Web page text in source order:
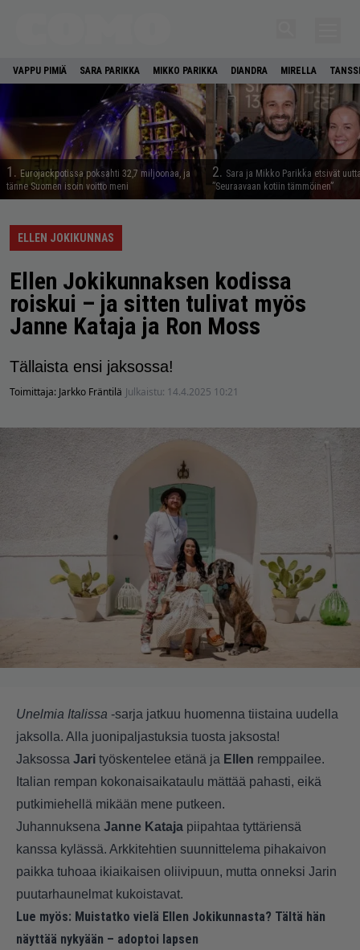
VAPPU PIMIÄ SARA PARIKKA MIKKO PARIKKA DIANDRA MIRELLA
1. Eurojackpotissa poksahti 32,7 miljoonaa, ja
tänne Suomen isoin voitto meni
2. Sara ja Mikko Parikka etsivät
”Seuraavaan kotiin tämmöinen”
ELLEN JOKIKUNNAS
Ellen Jokikunnaksen kodissa
roiskui – ja sitten tulivat myös
Janne Kataja ja Ron Moss
Tällaista ensi jaksossa!
Toimittaja: Jarkko Fräntilä Julkaistu: 14.4.2025 10:21
Unelmia Italissa -sarja jatkuu huomenna tiistaina uudella
jaksolla. Alla juonipaljastuksia tuosta jaksosta!
Jaksossa Jari työskentelee etänä ja Ellen remppailee.
Italian rempan kokonaisaikataulu mättää pahasti, eikä
putkimiehellä mikään mene putkeen.
Juhannuksena Janne Kataja piipahtaa tyttäriensä
kanssa kylässä. Arkkitehtien suunnittelema pihakaivon
paikka tuhoaa ikiaikaisen oliivipuun, mutta onneksi Jarin
puutarhaunelmat kukoistavat.
Lue myös: Muistatko vielä Ellen Jokikunnasta? Tältä hän
näyttää nykyään – adoptoi lapsen